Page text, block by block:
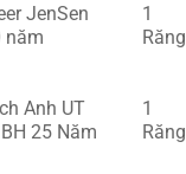
JenSen
năm
1
Răng
Anh UT
25 Năm
1
Răng